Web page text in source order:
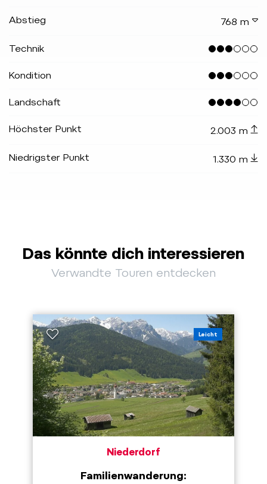
Abstieg 768 m
Technik
Kondition
Landschaft
Höchster Punkt 2.003 m
Niedrigster Punkt 1.330 m
Das könnte dich interessieren
Verwandte Touren entdecken
Leicht
Niederdorf
Familienwanderung: